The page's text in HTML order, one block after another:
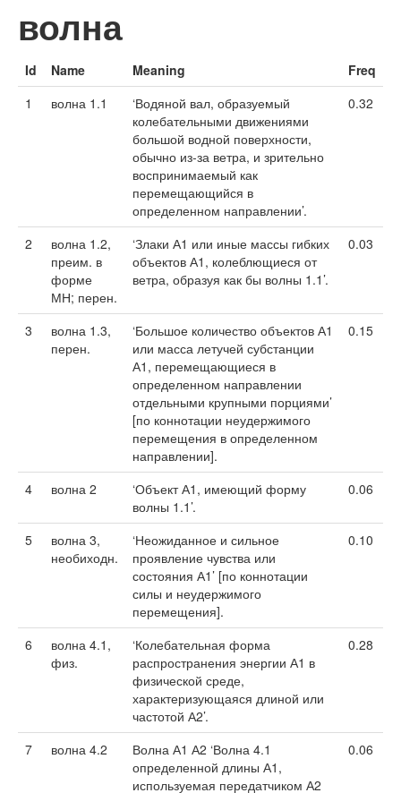
волна
Id Name Meaning
Freq
1
волна 1.1
‘Водяной вал, образуемый
колебательными движениями
большой водной поверхности,
обычно из-за ветра, и зрительно
воспринимаемый как
перемещающийся в
определенном направлении’.
0.32
2
волна 1.2,
преим. в
форме
МН; перен.
‘Злаки А1 или иные массы гибких
объектов А1, колеблющиеся от
ветра, образуя как бы волны 1.1’.
0.03
3
волна 1.3,
перен.
‘Большое количество объектов А1
или масса летучей субстанции
А1, перемещающиеся в
определенном направлении
отдельными крупными порциями’
[по коннотации неудержимого
перемещения в определенном
направлении].
0.15
4 волна 2
‘Объект А1, имеющий форму
волны 1.1’.
0.06
5
волна 3,
необиходн.
‘Неожиданное и сильное
проявление чувства или
состояния А1’ [по коннотации
силы и неудержимого
перемещения].
0.10
6
волна 4.1,
физ.
‘Колебательная форма
распространения энергии А1 в
физической среде,
характеризующаяся длиной или
частотой А2’.
0.28
7 волна 4.2
Волна А1 А2 ‘Волна 4.1
определенной длины А1,
используемая передатчиком А2
0.06